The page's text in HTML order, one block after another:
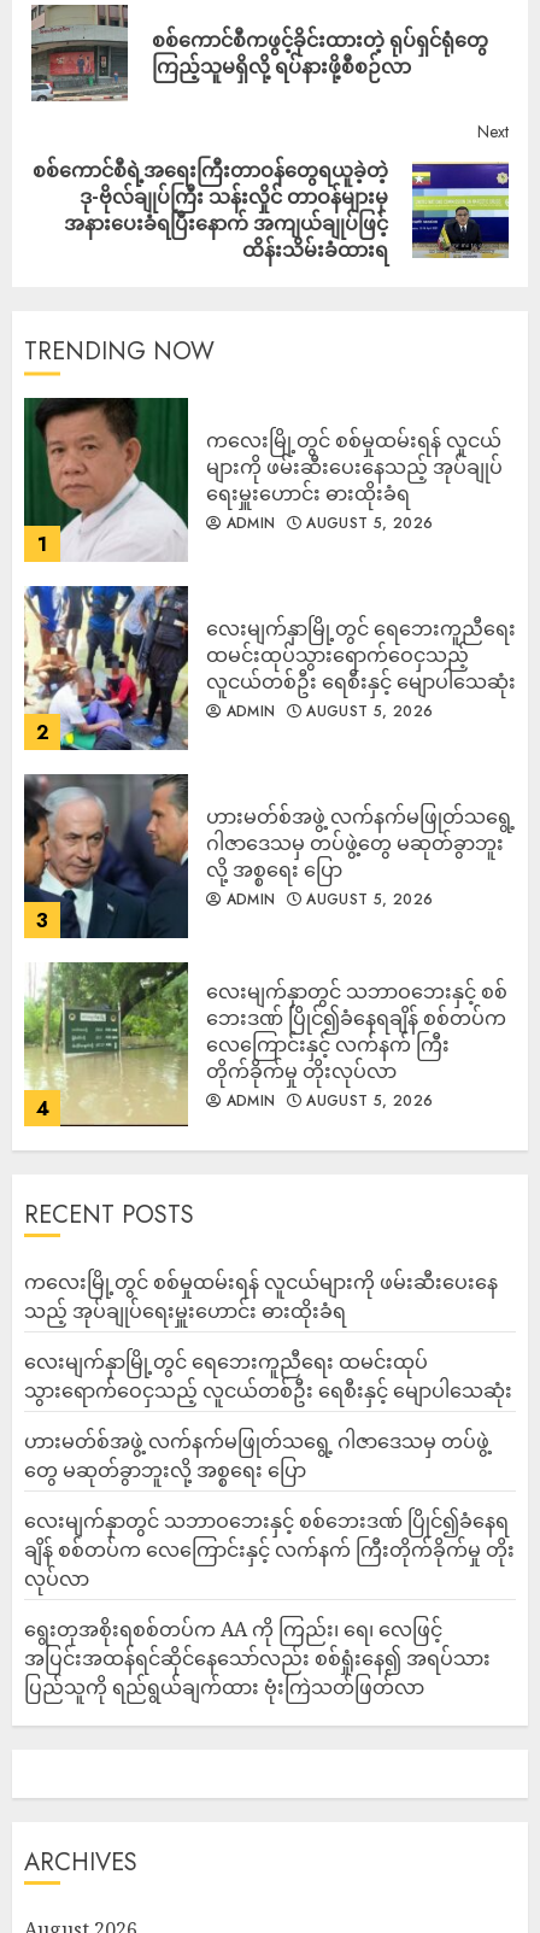
စစ်ကောင်စီကဖွင့်ခိုင်းထားတဲ့ ရုပ်ရှင်ရုံတွေ
ကြည့်သူမရှိလို့ ရပ်နားဖို့စီစဉ်လာ
Next
စစ်ကောင်စီရဲ့အရေးကြီးတာဝန်တွေရယူခဲ့တဲ့
ဒု-ဗိုလ်ချုပ်ကြီး သန်းလှိုင် တာဝန်များမှ
အနားပေးခံရပြီးနောက် အကျယ်ချုပ်ဖြင့်
ထိန်းသိမ်းခံထားရ
TRENDING NOW
1
ကလေးမြို့တွင် စစ်မှုထမ်းရန် လူငယ်
များကို ဖမ်းဆီးပေးနေသည့် အုပ်ချုပ်
ရေးမှူးဟောင်း ဓားထိုးခံရ
ADMIN AUGUST 5, 2026
2
လေးမျက်နှာမြို့တွင် ရေဘေးကူညီရေး
ထမင်းထုပ်သွားရောက်ဝေငှသည့်
လူငယ်တစ်ဦး ရေစီးနှင့် မျောပါသေဆုံး
ADMIN AUGUST 5, 2026
3
ဟားမတ်စ်အဖွဲ့ လက်နက်မဖြုတ်သရွေ့
ဂါဇာဒေသမှ တပ်ဖွဲ့တွေ မဆုတ်ခွာဘူး
လို့ အစ္စရေး ပြော
ADMIN AUGUST 5, 2026
4
‎လေးမျက်နှာတွင် သဘာဝဘေးနှင့် စစ်
ဘေးဒဏ် ပြိုင်၍ခံနေရချိန် စစ်တပ်က
လေကြောင်းနှင့် လက်နက် ကြီး
တိုက်ခိုက်မှု တိုးလုပ်လာ
ADMIN AUGUST 5, 2026
RECENT POSTS
ကလေးမြို့တွင် စစ်မှုထမ်းရန် လူငယ်များကို ဖမ်းဆီးပေးနေ
သည့် အုပ်ချုပ်ရေးမှူးဟောင်း ဓားထိုးခံရ
လေးမျက်နှာမြို့တွင် ရေဘေးကူညီရေး ထမင်းထုပ်
သွားရောက်ဝေငှသည့် လူငယ်တစ်ဦး ရေစီးနှင့် မျောပါသေဆုံး
ဟားမတ်စ်အဖွဲ့ လက်နက်မဖြုတ်သရွေ့ ဂါဇာဒေသမှ တပ်ဖွဲ့
တွေ မဆုတ်ခွာဘူးလို့ အစ္စရေး ပြော
‎လေးမျက်နှာတွင် သဘာဝဘေးနှင့် စစ်ဘေးဒဏ် ပြိုင်၍ခံနေရ
ချိန် စစ်တပ်က လေကြောင်းနှင့် လက်နက် ကြီးတိုက်ခိုက်မှု တိုး
လုပ်လာ
ရွေးတုအစိုးရစစ်တပ်က AA ကို ကြည်း၊ ရေ၊ လေဖြင့်
အပြင်းအထန်ရင်ဆိုင်နေသော်လည်း စစ်ရှုံးနေ၍ အရပ်သား
ပြည်သူကို ရည်ရွယ်ချက်ထား ဗုံးကြဲသတ်ဖြတ်လာ
ARCHIVES